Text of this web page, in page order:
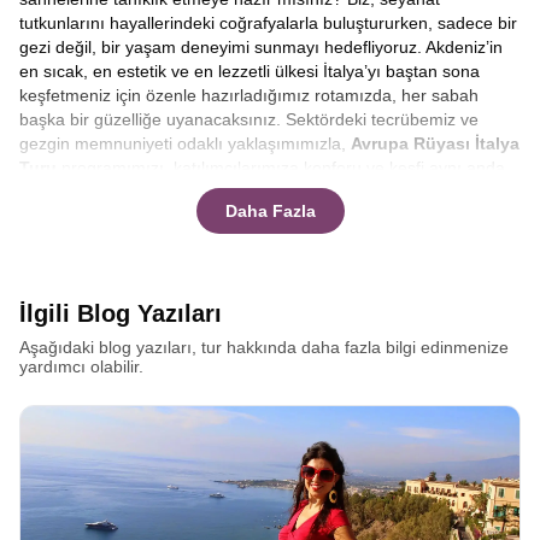
tutkunlarını hayallerindeki coğrafyalarla buluştururken, sadece bir
gezi değil, bir yaşam deneyimi sunmayı hedefliyoruz. Akdeniz’in
en sıcak, en estetik ve en lezzetli ülkesi İtalya’yı baştan sona
keşfetmeniz için özenle hazırladığımız rotamızda, her sabah
başka bir güzelliğe uyanacaksınız. Sektördeki tecrübemiz ve
gezgin memnuniyeti odaklı yaklaşımımızla, Avrupa Rüyası İtalya
yaşatacak şekilde dizayn ettik. Çizmenin ucundan topuğuna değil,
kalbine ve ruhuna dokunan bu yolculukta, bize katılın ve sınırların
ötesindeki güzellikleri birlikte keşfedelim.
dinlemeniz ve atmosferi ciğerlerinize kadar solumanız için
çıkarak hem popüler meydanları hem de gizli kalmış sokakları
sürerken, İspanyol Merdivenlerinde bir Roma dondurması
yemenin tadına varacaksınız. Amacımız, size sadece turistik
yerleri göstermek değil, İtalyan yaşam tarzını, o meşhur dolce
vitayı deneyimlemektir.
Büyük İtalya turu nedir, En iyi İtalya
turu hangisidiye akılınıza bazı sorular takılabilir. Tüm cevapları
burada bulacaksınız.
Daha Fazla
İlgili Blog Yazıları
Aşağıdaki blog yazıları, tur hakkında daha fazla bilgi edinmenize
yardımcı olabilir.